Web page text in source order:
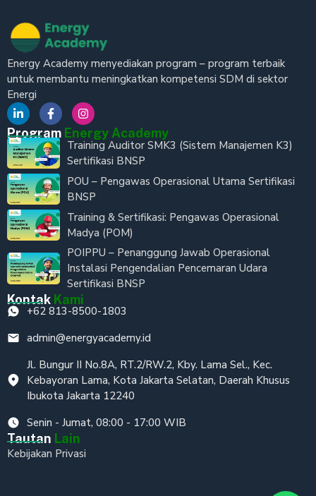
Energy Academy menyediakan program – program terbaik
untuk membantu meningkatkan kompetensi SDM di sektor
Energi
Program Energy Academy
Training Auditor SMK3 (Sistem Manajemen K3)
Sertifikasi BNSP
POU – Pengawas Operasional Utama Sertifikasi
BNSP
Training & Sertifikasi: Pengawas Operasional
Madya (POM)
POIPPU – Penanggung Jawab Operasional
Instalasi Pengendalian Pencemaran Udara
Sertifikasi BNSP
Kontak Kami
+62 813-8500-1803
admin@energyacademy.id
Jl. Bungur II No.8A, RT.2/RW.2, Kby. Lama Sel., Kec.
Kebayoran Lama, Kota Jakarta Selatan, Daerah Khusus
Ibukota Jakarta 12240
Senin - Jumat, 08:00 - 17:00 WIB
Tautan Lain
Kebijakan Privasi